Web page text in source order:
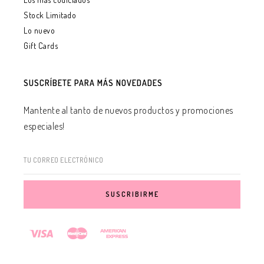
Stock Limitado
Lo nuevo
Gift Cards
SUSCRÍBETE PARA MÁS NOVEDADES
Mantente al tanto de nuevos productos y promociones
especiales!
TU CORREO ELECTRÓNICO